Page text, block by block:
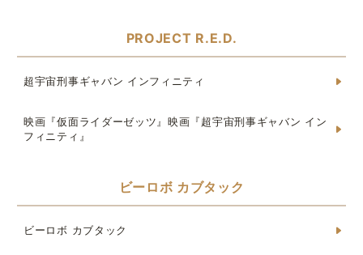
PROJECT R.E.D.
超宇宙刑事ギャバン インフィニティ
映画『仮面ライダーゼッツ』映画『超宇宙刑事ギャバン イン
フィニティ』
ビーロボ カブタック
ビーロボ カブタック